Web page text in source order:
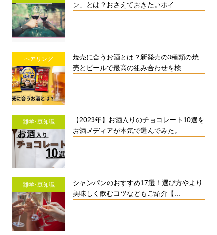
ン」とは？おさえておきたいポイ...
ペアリング
焼売に合うお酒とは？新発売の3種類の焼
売とビールで最高の組み合わせを検...
雑学･豆知識
【2023年】お酒入りのチョコレート10選を
お酒メディアが本気で選んでみた。
雑学･豆知識
シャンパンのおすすめ17選！選び方やより
美味しく飲むコツなどもご紹介【...